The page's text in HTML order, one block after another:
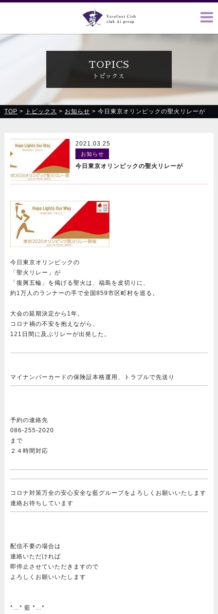
クラブ藍(あい)、クラブ恋(れん)、ルミナス、浪漫館で皆様の
お越しをお待ちしております
TOPICS
トピックス
TOP > トピックス > お知らせ > 今日東京オリンピックの聖火リレーが
2021.03.25
お知らせ
今日東京オリンピックの聖火リレーが
今日東京オリンピックの
「聖火リレー」が
「復興五輪」を掲げる聖火は、福島を皮切りに、
約1万人のランナーの手で全国859市区町村を巡る。
大会の延期決定から1年。
コロナ禍の不安を抱えながら、
121日間に及ぶリレーが出発した。
マイナンバーカードの保険証本格運用、トラブルで先送り
予約の連絡先
086-255-2020
まで
２４時間対応
コロナ対策万全の安心安全な藍グループをよろしくお願いいたします
連絡お待ちしています
配信不要の場合は
連絡いただければ
即停止させていただきますので
よろしくお願いいたします
*…* 藍 *…*